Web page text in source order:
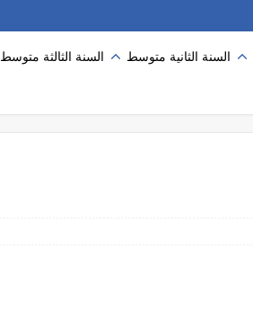
السنة الثانية متوسط السنة الثالثة متوسط